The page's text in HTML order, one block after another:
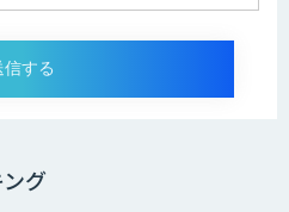
伴走支援・内製化支援
グ